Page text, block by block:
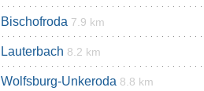
Bischofroda 7.9 km
Lauterbach 8.2 km
Wolfsburg-Unkeroda 8.8 km